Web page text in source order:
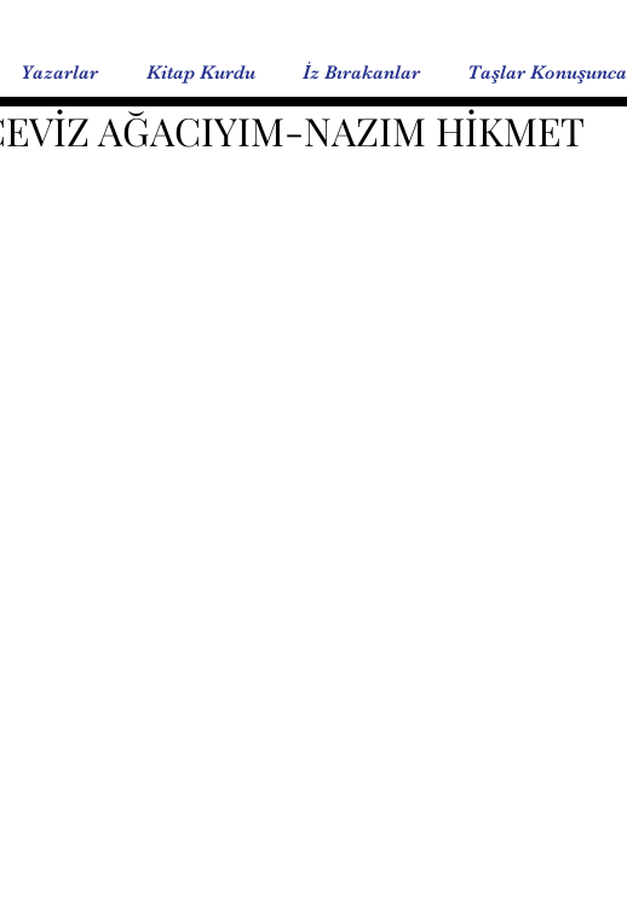
Yazarlar Kitap Kurdu İz Bırakanlar Taşlar Konuşunca
AĞACIYIM-NAZIM HİKMET